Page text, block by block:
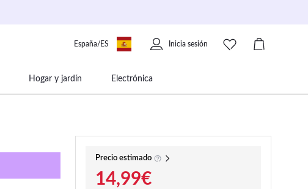
España/ES Inicia sesión
Hogar y jardín Electrónica
Precio estimado
14,99€